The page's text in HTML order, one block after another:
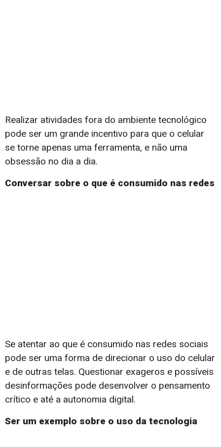
Realizar atividades fora do ambiente tecnológico
pode ser um grande incentivo para que o celular
se torne apenas uma ferramenta, e não uma
obsessão no dia a dia.
Conversar sobre o que é consumido nas redes
Se atentar ao que é consumido nas redes sociais
pode ser uma forma de direcionar o uso do celular
e de outras telas. Questionar exageros e possíveis
desinformações pode desenvolver o pensamento
crítico e até a autonomia digital.
Ser um exemplo sobre o uso da tecnologia